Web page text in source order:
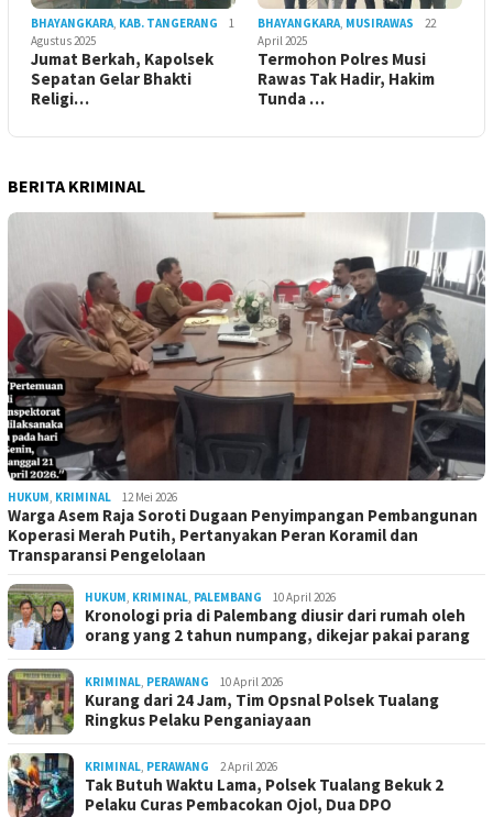
BHAYANGKARA, KAB. TANGERANG
1
Agustus 2025
Jumat Berkah, Kapolsek
Sepatan Gelar Bhakti
Religi…
BHAYANGKARA, MUSIRAWAS
22
April 2025
Termohon Polres Musi
Rawas Tak Hadir, Hakim
Tunda …
BERITA KRIMINAL
HUKUM, KRIMINAL 12 Mei 2026
Warga Asem Raja Soroti Dugaan Penyimpangan Pembangunan
Koperasi Merah Putih, Pertanyakan Peran Koramil dan
Transparansi Pengelolaan
HUKUM, KRIMINAL, PALEMBANG 10 April 2026
Kronologi pria di Palembang diusir dari rumah oleh
orang yang 2 tahun numpang, dikejar pakai parang
KRIMINAL, PERAWANG 10 April 2026
Kurang dari 24 Jam, Tim Opsnal Polsek Tualang
Ringkus Pelaku Penganiayaan
KRIMINAL, PERAWANG 2 April 2026
Tak Butuh Waktu Lama, Polsek Tualang Bekuk 2
Pelaku Curas Pembacokan Ojol, Dua DPO